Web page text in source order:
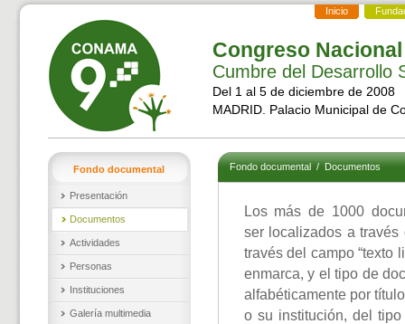
Inicio
Congreso
Cumbre del Desarrollo
Del 1 al 5 de diciembre de 2008
MADRID. Palacio Municipal de
Fondo documental
Presentación
Documentos
Actividades
Personas
Instituciones
Galería multimedia
Fondo documental/Documentos
Los más de 1000
ser localizados a
través del campo “texto
enmarca, y el tipo de
alfabéticamente por
o su institución, del